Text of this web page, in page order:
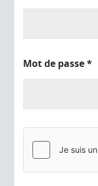
Mot de passe*